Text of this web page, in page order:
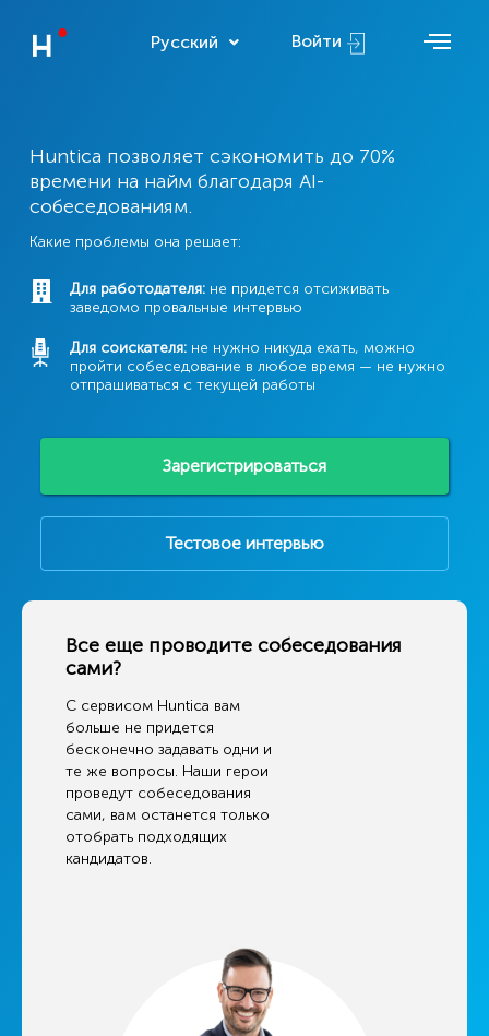
Русский Войти
Huntica позволяет сэкономить до 70%
времени на найм благодаря AI-
собеседованиям.
Какие проблемы она решает:
Для работодателя: не придется отсиживать
заведомо провальные интервью
Для соискателя: не нужно никуда ехать, можно
пройти собеседование в любое время — не нужно
отпрашиваться с текущей работы
Зарегистрироваться
Тестовое интервью
Все еще проводите собеседования
сами?
С сервисом Huntica вам
больше не придется
бесконечно задавать одни и
те же вопросы. Наши герои
проведут собеседования
сами, вам останется только
отобрать подходящих
кандидатов.